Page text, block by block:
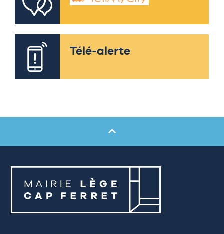
Télé-alerte